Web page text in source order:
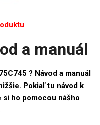
a manuál
? Návod a manuál
Pokiaľ tu návod k
ho pomocou nášho